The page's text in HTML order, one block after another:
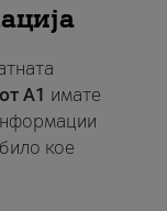
A1 имате
кое